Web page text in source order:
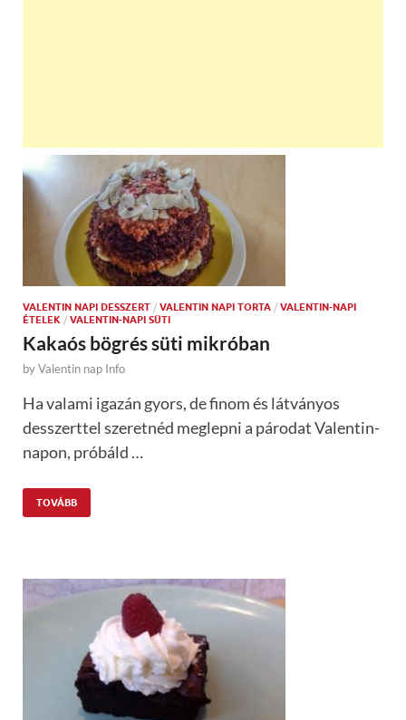
VALENTIN NAPI DESSZERT / VALENTIN NAPI TORTA / VALENTIN-NAPI
ÉTELEK / VALENTIN-NAPI SÜTI
Kakaós bögrés süti mikróban
byValentin nap Info
Ha valami igazán gyors, de finom és látványos
desszerttel szeretnéd meglepni a párodat Valentin-
napon, próbáld …
TOVÁBB